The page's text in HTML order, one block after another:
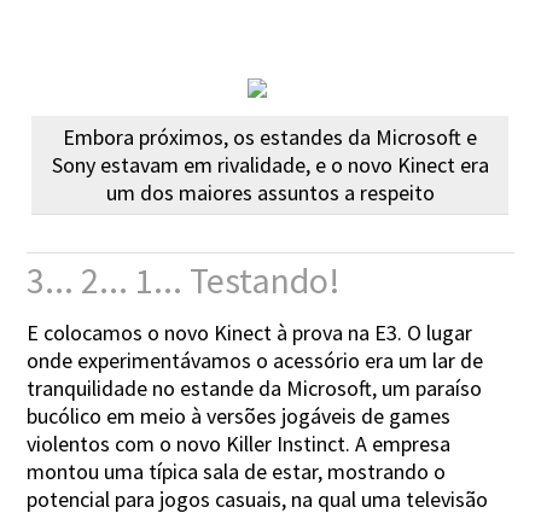
Embora próximos, os estandes da Microsoft e
Sony estavam em rivalidade, e o novo Kinect era
um dos maiores assuntos a respeito
3... 2... 1... Testando!
E colocamos o novo Kinect à prova na E3. O lugar
onde experimentávamos o acessório era um lar de
tranquilidade no estande da Microsoft, um paraíso
bucólico em meio à versões jogáveis de games
violentos com o novo Killer Instinct. A empresa
montou uma típica sala de estar, mostrando o
potencial para jogos casuais, na qual uma televisão